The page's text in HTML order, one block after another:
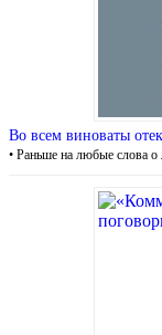
Во всем виноваты
• Раньше на любые слова